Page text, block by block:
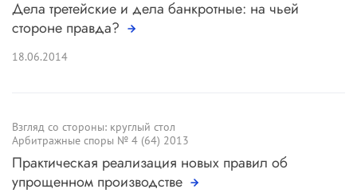
Дела третейские и дела банкротные: на чьей
стороне правда?
18.06.2014
Взгляд со стороны: круглый стол
Арбитражные споры № 4 (64) 2013
Практическая реализация новых правил об
упрощенном производстве